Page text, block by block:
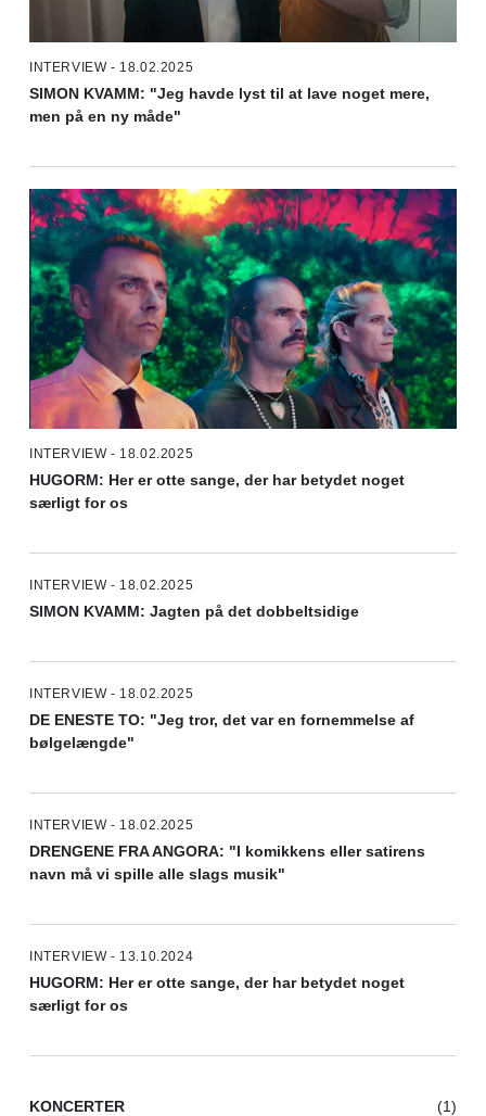
INTERVIEW - 18.02.2025
SIMON KVAMM: "Jeg havde lyst til at lave noget mere,
men på en ny måde"
INTERVIEW - 18.02.2025
HUGORM: Her er otte sange, der har betydet noget
særligt for os
INTERVIEW - 18.02.2025
SIMON KVAMM: Jagten på det dobbeltsidige
INTERVIEW - 18.02.2025
DE ENESTE TO: "Jeg tror, det var en fornemmelse af
bølgelængde"
INTERVIEW - 18.02.2025
DRENGENE FRA ANGORA: "I komikkens eller satirens
navn må vi spille alle slags musik"
INTERVIEW - 13.10.2024
HUGORM: Her er otte sange, der har betydet noget
særligt for os
KONCERTER (1)